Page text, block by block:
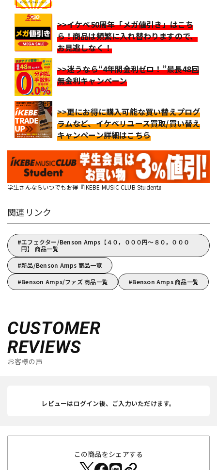
>>イケベ50周年「メガ値引き」はこち
ら！商品は頻繁に入れ替わりますので、
お見逃しなく！
>>迷うなら“4年間金利ゼロ！”最長48回
無金利キャンペーン
>>更にお得に購入可能な買い替えプログ
ラムなど、イケベリユース買取/買い替え
キャンペーン詳細はこちら
学生さんならいつでもお得『IKEBE MUSIC CLUB Student』
関連リンク
エフェクター/Benson Amps【４０，０００円～８０，０００
円】 商品一覧
新品/Benson Amps 商品一覧
Benson Amps/ファズ 商品一覧
Benson Amps 商品一覧
CUSTOMER
REVIEWS
お客様の声
レビューはログイン後、ご入力いただけます。
この商品をシェアする